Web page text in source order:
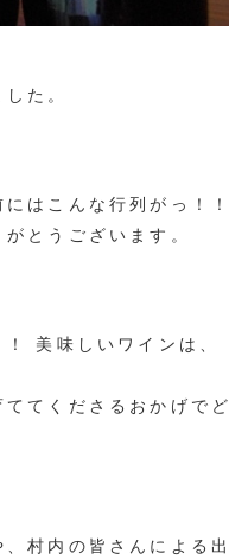
た。
はこんな行列がっ！！
とうございます。
美味しいワインは、
てくださるおかげでど
村内の皆さんによる出